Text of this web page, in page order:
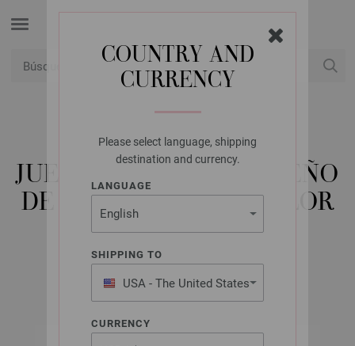
COUNTRY AND
CURRENCY
Please select language, shipping
destination and currency.
LANGUAGE
SHIPPING TO
USA - The United States
of America
CURRENCY
LANA GROSSA
JUEGO DE AGUJAS DISEÑO
DE MADERA MULTICOLOR
NO. 7,0/20CM